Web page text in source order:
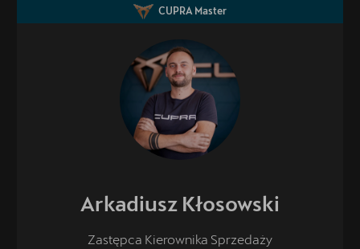
CUPRA Master
Arkadiusz Kłosowski
Zastępca Kierownika Sprzedaży